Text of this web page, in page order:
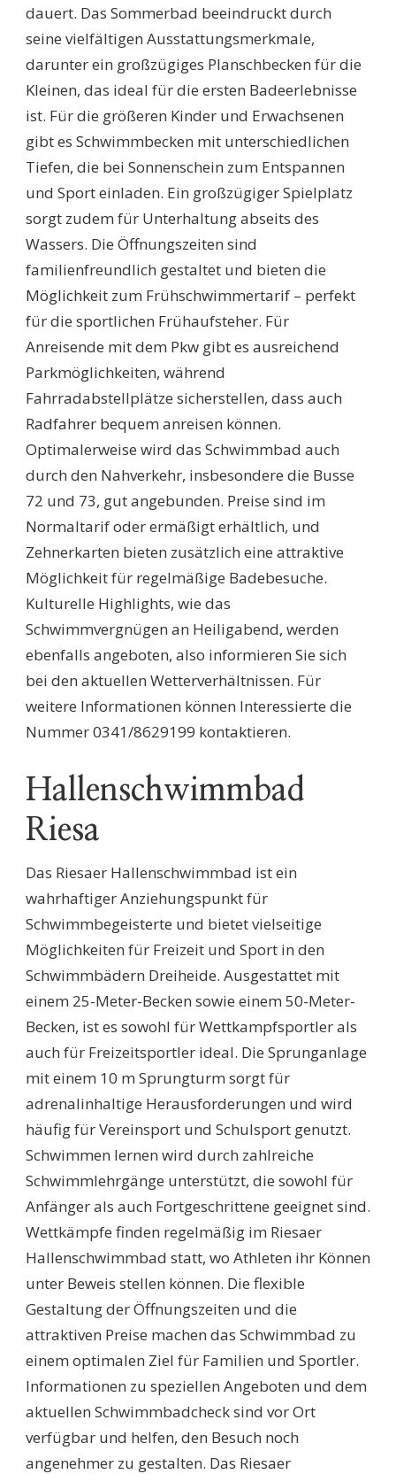
dauert. Das Sommerbad beeindruckt durch
seine vielfältigen Ausstattungsmerkmale,
darunter ein großzügiges Planschbecken für die
Kleinen, das ideal für die ersten Badeerlebnisse
ist. Für die größeren Kinder und Erwachsenen
gibt es Schwimmbecken mit unterschiedlichen
Tiefen, die bei Sonnenschein zum Entspannen
und Sport einladen. Ein großzügiger Spielplatz
sorgt zudem für Unterhaltung abseits des
Wassers. Die Öffnungszeiten sind
familienfreundlich gestaltet und bieten die
Möglichkeit zum Frühschwimmertarif – perfekt
für die sportlichen Frühaufsteher. Für
Anreisende mit dem Pkw gibt es ausreichend
Parkmöglichkeiten, während
Fahrradabstellplätze sicherstellen, dass auch
Radfahrer bequem anreisen können.
Optimalerweise wird das Schwimmbad auch
durch den Nahverkehr, insbesondere die Busse
72 und 73, gut angebunden. Preise sind im
Normaltarif oder ermäßigt erhältlich, und
Zehnerkarten bieten zusätzlich eine attraktive
Möglichkeit für regelmäßige Badebesuche.
Kulturelle Highlights, wie das
Schwimmvergnügen an Heiligabend, werden
ebenfalls angeboten, also informieren Sie sich
bei den aktuellen Wetterverhältnissen. Für
weitere Informationen können Interessierte die
Nummer 0341/8629199 kontaktieren.
Hallenschwimmbad
Riesa
Das Riesaer Hallenschwimmbad ist ein
wahrhaftiger Anziehungspunkt für
Schwimmbegeisterte und bietet vielseitige
Möglichkeiten für Freizeit und Sport in den
Schwimmbädern Dreiheide. Ausgestattet mit
einem 25-Meter-Becken sowie einem 50-Meter-
Becken, ist es sowohl für Wettkampfsportler als
auch für Freizeitsportler ideal. Die Sprunganlage
mit einem 10 m Sprungturm sorgt für
adrenalinhaltige Herausforderungen und wird
häufig für Vereinsport und Schulsport genutzt.
Schwimmen lernen wird durch zahlreiche
Schwimmlehrgänge unterstützt, die sowohl für
Anfänger als auch Fortgeschrittene geeignet sind.
Wettkämpfe finden regelmäßig im Riesaer
Hallenschwimmbad statt, wo Athleten ihr Können
unter Beweis stellen können. Die flexible
Gestaltung der Öffnungszeiten und die
attraktiven Preise machen das Schwimmbad zu
einem optimalen Ziel für Familien und Sportler.
Informationen zu speziellen Angeboten und dem
aktuellen Schwimmbadcheck sind vor Ort
verfügbar und helfen, den Besuch noch
angenehmer zu gestalten. Das Riesaer